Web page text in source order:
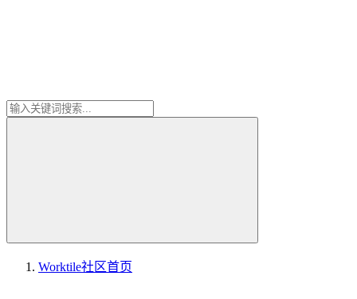
Worktile社区首页